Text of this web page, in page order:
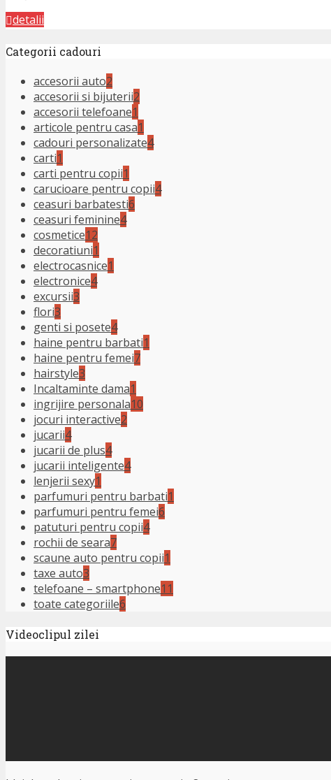
detalii
Categorii cadouri
accesorii auto2
accesorii si bijuterii2
accesorii telefoane1
articole pentru casa1
cadouri personalizate4
carti1
carti pentru copii1
carucioare pentru copii4
ceasuri barbatesti6
ceasuri feminine4
cosmetice12
decoratiuni1
electrocasnice1
electronice4
excursii3
flori3
genti si posete4
haine pentru barbati1
haine pentru femei7
hairstyle3
Incaltaminte dama1
ingrijire personala10
jocuri interactive2
jucarii4
jucarii de plus4
jucarii inteligente4
lenjerii sexy1
parfumuri pentru barbati1
parfumuri pentru femei6
patuturi pentru copii4
rochii de seara7
scaune auto pentru copii1
taxe auto3
telefoane – smartphone11
toate categoriile6
Videoclipul zilei